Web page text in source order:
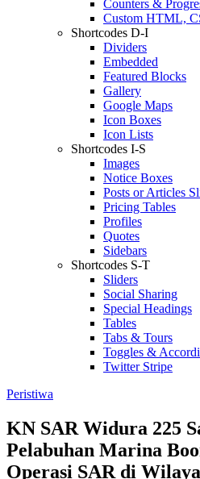
Counters &
Custom HTML,
Shortcodes D-I
Dividers
Embedded
Featured Blocks
Gallery
Google Maps
Icon Boxes
Icon Lists
Shortcodes I-S
Images
Notice Boxes
Posts or Articles
Pricing Tables
Profiles
Quotes
Sidebars
Shortcodes S-T
Sliders
Social Sharing
Special Headings
Tables
Tabs & Tours
Toggles &
Twitter Stripe
Peristiwa
KN SAR Widura 225
Pelabuhan Marina
Operasi SAR di